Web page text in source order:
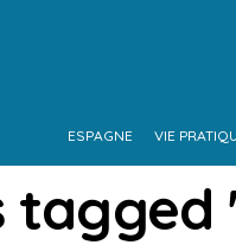
ESPAGNE VIE
tagged